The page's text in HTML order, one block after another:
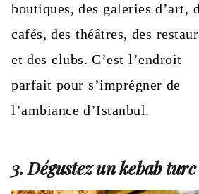
boutiques, des galeries d’art,
cafés, des théâtres, des
et des clubs. C’est l’endroit
parfait pour s’imprégner de
l’ambiance d’Istanbul.
3. Dégustez un kebab turc